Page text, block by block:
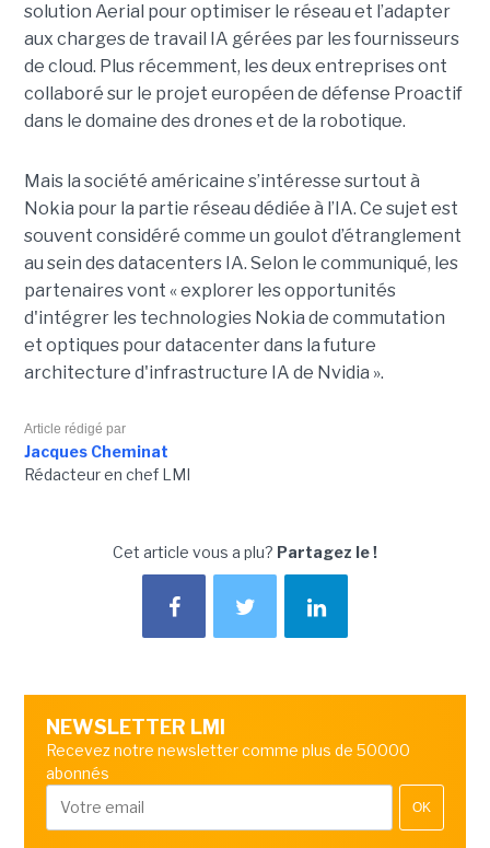
solution Aerial pour optimiser le réseau et l’adapter
aux charges de travail IA gérées par les fournisseurs
de cloud. Plus récemment, les deux entreprises ont
collaboré sur le projet européen de défense Proactif
dans le domaine des drones et de la robotique.
Mais la société américaine s’intéresse surtout à
Nokia pour la partie réseau dédiée à l’IA. Ce sujet est
souvent considéré comme un goulot d’étranglement
au sein des datacenters IA. Selon le communiqué, les
partenaires vont « explorer les opportunités
d'intégrer les technologies Nokia de commutation
et optiques pour datacenter dans la future
architecture d'infrastructure IA de Nvidia ».
Article rédigé par
Jacques Cheminat
Rédacteur en chef LMI
Cet article vous a plu? Partagez le !
NEWSLETTER LMI
Recevez notre newsletter comme plus de 50000
abonnés
OK